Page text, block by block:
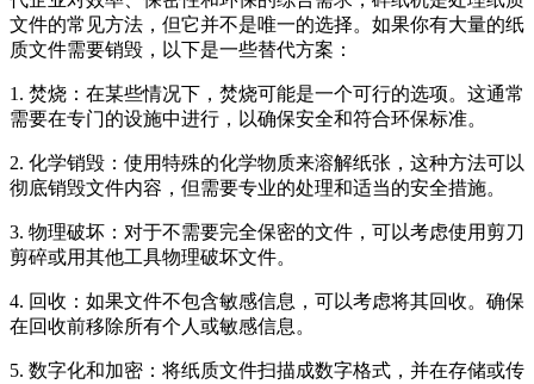
文件的常见方法，但它并不是唯一的选择。如果你有大量的纸
质文件需要销毁，以下是一些替代方案：
1. 焚烧：在某些情况下，焚烧可能是一个可行的选项。这通常
需要在专门的设施中进行，以确保安全和符合环保标准。
2. 化学销毁：使用特殊的化学物质来溶解纸张，这种方法可以
彻底销毁文件内容，但需要专业的处理和适当的安全措施。
3. 物理破坏：对于不需要完全保密的文件，可以考虑使用剪刀
剪碎或用其他工具物理破坏文件。
4. 回收：如果文件不包含敏感信息，可以考虑将其回收。确保
在回收前移除所有个人或敏感信息。
5. 数字化和加密：将纸质文件扫描成数字格式，并在存储或传